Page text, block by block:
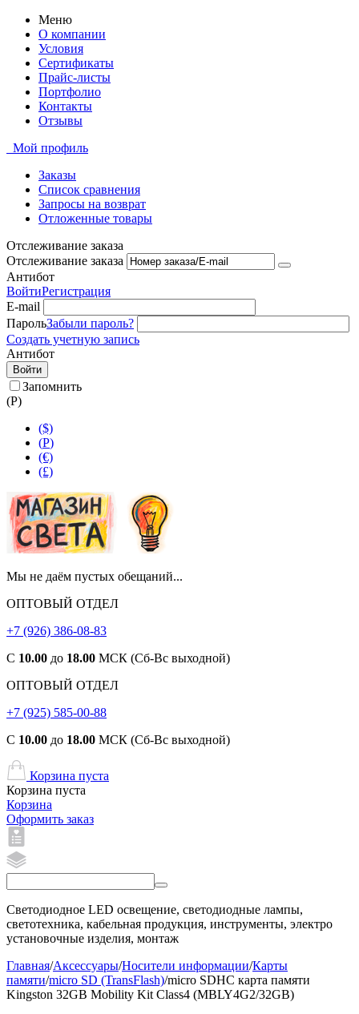
Меню
О компании
Условия
Сертификаты
Прайс-листы
Портфолио
Контакты
Отзывы
Мой профиль
Заказы
Список сравнения
Запросы на возврат
Отложенные товары
Отслеживание заказа
Отслеживание заказа
Антибот
ВойтиРегистрация
E-mail
ПарольЗабыли пароль?
Создать учетную запись
Антибот
Войти
Запомнить
(Р)
($)
(Р)
(€)
(£)
Мы не даём пустых обещаний...
ОПТОВЫЙ ОТДЕЛ
+7 (926) 386-08-83
С 10.00 до 18.00 МСК (Сб-Вс выходной)
ОПТОВЫЙ ОТДЕЛ
+7 (925) 585-00-88
С 10.00 до 18.00 МСК (Сб-Вс выходной)
Корзина пуста
Корзина пуста
Корзина
Оформить заказ
Светодиодное LED освещение, светодиодные лампы,
светотехника, кабельная продукция, инструменты, электро
установочные изделия, монтаж
Главная/Аксессуары/Носители информации/Карты
памяти/micro SD (TransFlash)/micro SDHC карта памяти
Kingston 32GB Mobility Kit Class4 (MBLY4G2/32GB)